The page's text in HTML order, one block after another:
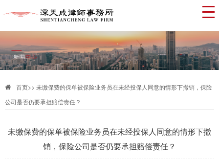
首页>> 未缴保费的保单被保险业务员在未经投保人同意的情形下撤销，保险
公司是否仍要承担赔偿责任？
未缴保费的保单被保险业务员在未经投保人同意的情形下撤
销，保险公司是否仍要承担赔偿责任？